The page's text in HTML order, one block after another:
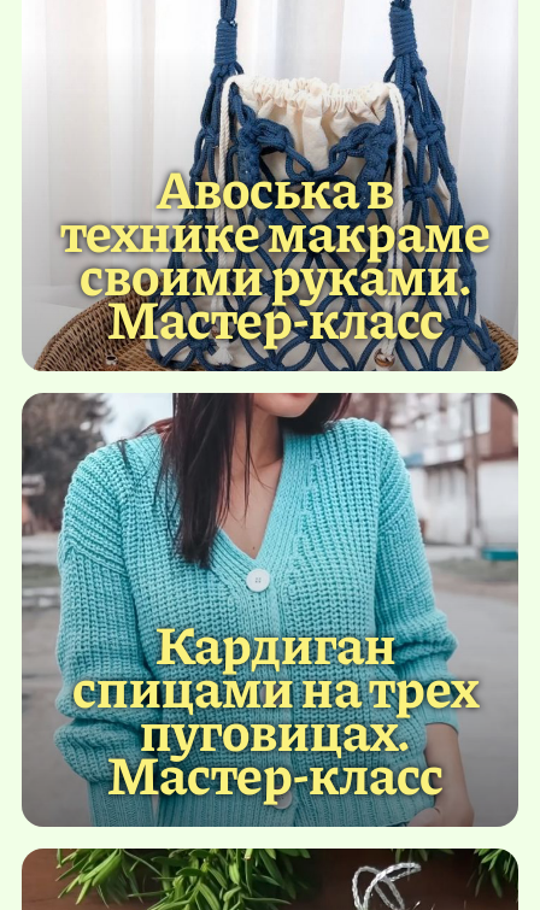
Авоська в
технике макраме
своими руками.
Мастер-класс
Кардиган
спицами на трех
пуговицах.
Мастер-класс